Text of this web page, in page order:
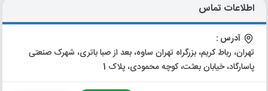
اطلاعات تماس
آدرس :
تهران، رباط کریم، بزرگراه تهران ساوه، بعد از صبا باتری، شهرک صنعتی
پاسارگاد، خیابان بعثت، کوچه محمودی، پلاک 1